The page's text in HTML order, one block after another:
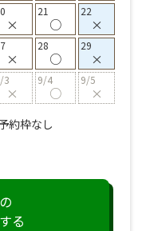
×
21
○
22
×
×
28
○
29
×
3
×
9/4
○
9/5
×
約枠なし
る